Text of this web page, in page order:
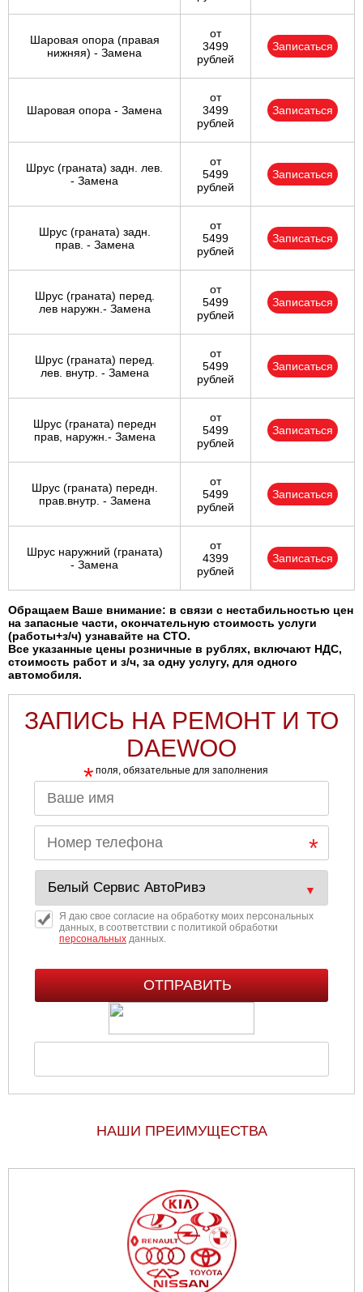
Шаровая опора (правая
нижняя) - Замена
от
3499
рублей
Записаться
Шаровая опора - Замена
от
3499
рублей
Записаться
Шрус (граната) задн. лев.
- Замена
от
5499
рублей
Записаться
Шрус (граната) задн.
прав. - Замена
от
5499
рублей
Записаться
Шрус (граната) перед.
лев наружн.- Замена
от
5499
рублей
Записаться
Шрус (граната) перед.
лев. внутр. - Замена
от
5499
рублей
Записаться
Шрус (граната) передн
прав, наружн.- Замена
от
5499
рублей
Записаться
Шрус (граната) передн.
прав.внутр. - Замена
от
5499
рублей
Записаться
Шрус наружний (граната)
- Замена
от
4399
рублей
Записаться
Обращаем Ваше внимание: в связи с нестабильностью цен
на запасные части, окончательную стоимость услуги
(работы+з/ч) узнавайте на СТО.
Все указанные цены розничные в рублях, включают НДС,
стоимость работ и з/ч, за одну услугу, для одного
автомобиля.
ЗАПИСЬ НА РЕМОНТ И ТО
DAEWOO
* поля, обязательные для заполнения
Я даю свое согласие на обработку моих персональных
данных, в соответствии с политикой обработки
персональныхданных.
НАШИ ПРЕИМУЩЕСТВА